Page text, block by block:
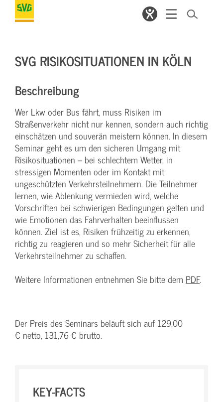
SVG RISIKOSITUATIONEN IN KÖLN
Beschreibung
Wer Lkw oder Bus fährt, muss Risiken im
Straßenverkehr nicht nur kennen, sondern auch richtig
einschätzen und souverän meistern können. In diesem
Seminar geht es um den sicheren Umgang mit
Risikosituationen – bei schlechtem Wetter, in
stressigen Momenten oder im Kontakt mit
ungeschützten Verkehrsteilnehmern. Die Teilnehmer
lernen, wie Ablenkung vermieden wird, welche
Vorschriften bei schwierigen Bedingungen gelten und
wie Emotionen das Fahrverhalten beeinflussen
können. Ziel ist es, Risiken frühzeitig zu erkennen,
richtig zu reagieren und so mehr Sicherheit für alle
Verkehrsteilnehmer zu schaffen.
Weitere Informationen entnehmen Sie bitte dem PDF.
Der Preis des Seminars beläuft sich auf 129,00
€ netto, 131,76 € brutto.
KEY-FACTS